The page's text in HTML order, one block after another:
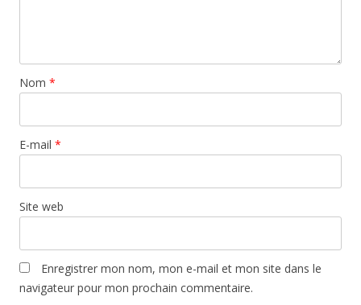
Nom *
E-mail *
Site web
Enregistrer mon nom, mon e-mail et mon site dans le
navigateur pour mon prochain commentaire.